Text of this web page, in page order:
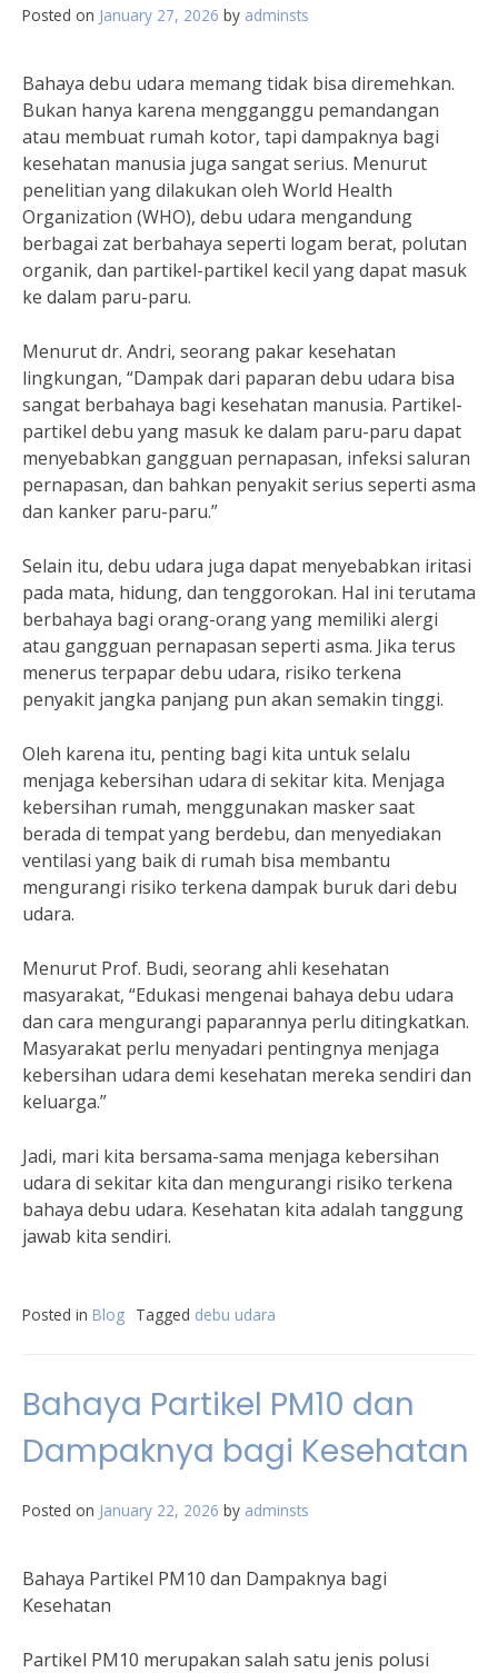
Posted on January 27, 2026 by adminsts
Bahaya debu udara memang tidak bisa diremehkan.
Bukan hanya karena mengganggu pemandangan
atau membuat rumah kotor, tapi dampaknya bagi
kesehatan manusia juga sangat serius. Menurut
penelitian yang dilakukan oleh World Health
Organization (WHO), debu udara mengandung
berbagai zat berbahaya seperti logam berat, polutan
organik, dan partikel-partikel kecil yang dapat masuk
ke dalam paru-paru.
Menurut dr. Andri, seorang pakar kesehatan
lingkungan, “Dampak dari paparan debu udara bisa
sangat berbahaya bagi kesehatan manusia. Partikel-
partikel debu yang masuk ke dalam paru-paru dapat
menyebabkan gangguan pernapasan, infeksi saluran
pernapasan, dan bahkan penyakit serius seperti asma
dan kanker paru-paru.”
Selain itu, debu udara juga dapat menyebabkan iritasi
pada mata, hidung, dan tenggorokan. Hal ini terutama
berbahaya bagi orang-orang yang memiliki alergi
atau gangguan pernapasan seperti asma. Jika terus
menerus terpapar debu udara, risiko terkena
penyakit jangka panjang pun akan semakin tinggi.
Oleh karena itu, penting bagi kita untuk selalu
menjaga kebersihan udara di sekitar kita. Menjaga
kebersihan rumah, menggunakan masker saat
berada di tempat yang berdebu, dan menyediakan
ventilasi yang baik di rumah bisa membantu
mengurangi risiko terkena dampak buruk dari debu
udara.
Menurut Prof. Budi, seorang ahli kesehatan
masyarakat, “Edukasi mengenai bahaya debu udara
dan cara mengurangi paparannya perlu ditingkatkan.
Masyarakat perlu menyadari pentingnya menjaga
kebersihan udara demi kesehatan mereka sendiri dan
keluarga.”
Jadi, mari kita bersama-sama menjaga kebersihan
udara di sekitar kita dan mengurangi risiko terkena
bahaya debu udara. Kesehatan kita adalah tanggung
jawab kita sendiri.
Posted in Blog Tagged debu udara
Bahaya Partikel PM10 dan
Dampaknya bagi Kesehatan
Posted on January 22, 2026 by adminsts
Bahaya Partikel PM10 dan Dampaknya bagi
Kesehatan
Partikel PM10 merupakan salah satu jenis polusi